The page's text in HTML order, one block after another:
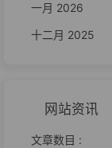
一月 2026
十二月 2025
网站资讯
文章数目 :